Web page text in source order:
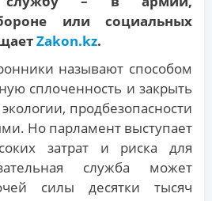
или социальных
Zakon.kz.
называют способом
сплоченность и закрыть
продбезопасности
Но парламент выступает
затрат и риска для
служба может
силы десятки тысяч